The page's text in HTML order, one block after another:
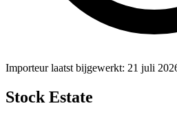
Importeur laatst bijgewerkt: 21 juli
Stock Estate